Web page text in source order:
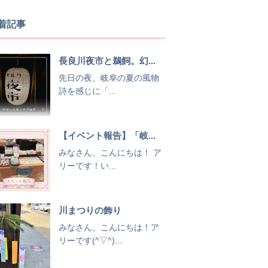
記事
長良川夜市と鵜飼。幻...
先日の夜、岐阜の夏の風物
詩を感じに「...
【イベント報告】「岐...
みなさん、こんにちは！ ア
リーです！い...
川まつりの飾り
みなさん、こんにちは！ア
リーです(^▽^)...